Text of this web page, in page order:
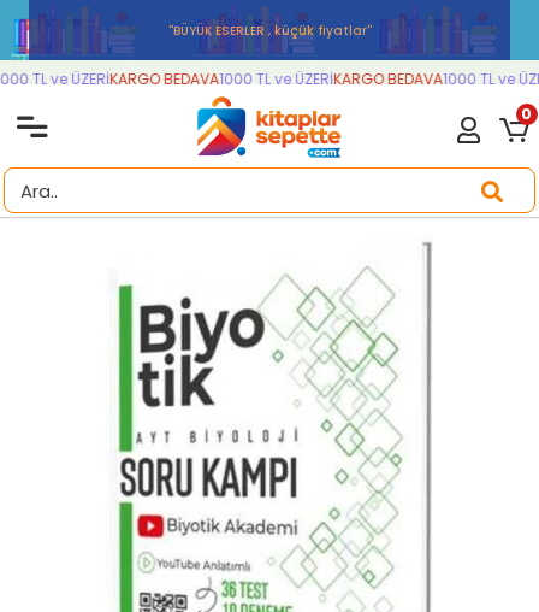
''BÜYÜK ESERLER , küçük fiyatlar''
TL ve ÜZERİKARGO BEDAVA1000 TL ve ÜZERİKARGO BEDAVA1000 TL ve
0